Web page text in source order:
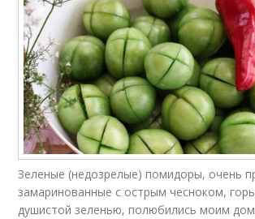
Зеленые (недозрелые) помидоры, очень
замаринованные с острым чесноком,
душистой зеленью, полюбились моим